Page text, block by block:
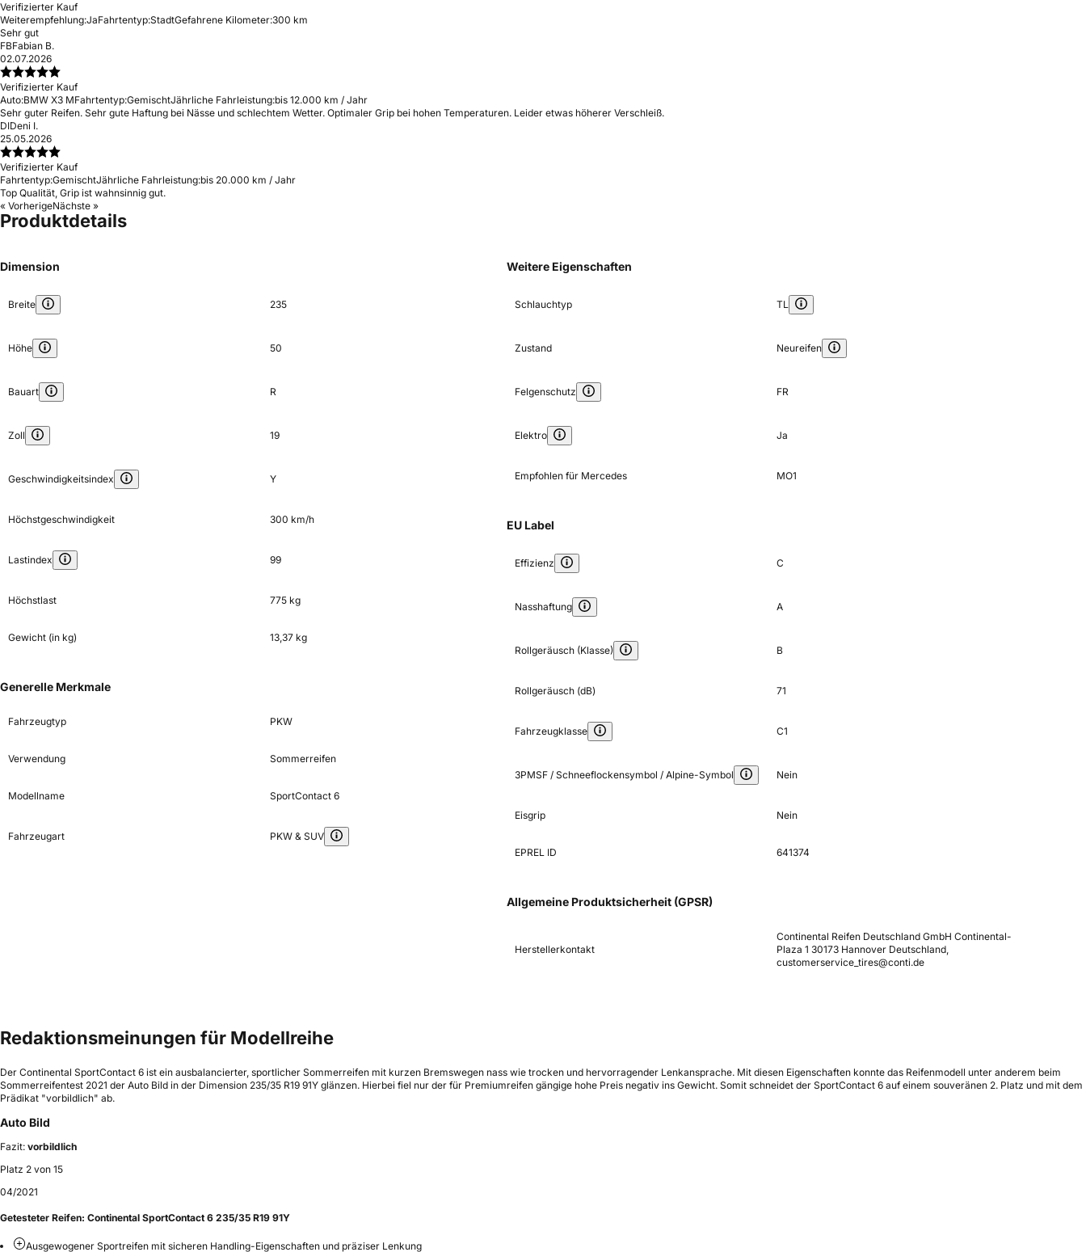
Verifizierter Kauf
Weiterempfehlung:JaFahrtentyp:StadtGefahrene Kilometer:300 km
Sehr gut
FBFabian B.
02.07.2026
Verifizierter Kauf
Auto:BMW X3 MFahrtentyp:GemischtJährliche Fahrleistung:bis 12.000 km / Jahr
Sehr guter Reifen. Sehr gute Haftung bei Nässe und schlechtem Wetter. Optimaler Grip bei hohen Temperaturen. Leider etwas höherer Verschleiß.
DIDeni I.
25.05.2026
Verifizierter Kauf
Fahrtentyp:GemischtJährliche Fahrleistung:bis 20.000 km / Jahr
Top Qualität, Grip ist wahnsinnig gut.
« VorherigeNächste »
Produktdetails
Dimension
Breite 235
Höhe 50
Bauart R
Zoll 19
Geschwindigkeitsindex Y
Höchstgeschwindigkeit 300 km/h
Lastindex 99
Höchstlast 775 kg
Gewicht (in kg) 13,37 kg
Generelle Merkmale
Fahrzeugtyp PKW
Verwendung Sommerreifen
Modellname SportContact 6
Fahrzeugart PKW & SUV
Weitere Eigenschaften
Schlauchtyp TL
Zustand Neureifen
Felgenschutz FR
Elektro Ja
Empfohlen für Mercedes MO1
EU Label
Effizienz C
Nasshaftung A
Rollgeräusch (Klasse) B
Rollgeräusch (dB) 71
Fahrzeugklasse C1
3PMSF / Schneeflockensymbol / Alpine-Symbol Nein
Eisgrip Nein
EPREL ID 641374
Allgemeine Produktsicherheit (GPSR)
Herstellerkontakt
Continental Reifen Deutschland GmbH Continental-
Plaza 1 30173 Hannover Deutschland,
customerservice_tires@conti.de
Redaktionsmeinungen für Modellreihe
Der Continental SportContact 6 ist ein ausbalancierter, sportlicher Sommerreifen mit kurzen Bremswegen nass wie trocken und hervorragender Lenkansprache. Mit diesen Eigenschaften konnte das Reifenmodell unter anderem beim
Sommerreifentest 2021 der Auto Bild in der Dimension 235/35 R19 91Y glänzen. Hierbei fiel nur der für Premiumreifen gängige hohe Preis negativ ins Gewicht. Somit schneidet der SportContact 6 auf einem souveränen 2. Platz und mit dem
Prädikat "vorbildlich" ab.
Auto Bild
Fazit: vorbildlich
Platz 2 von 15
04/2021
Getesteter Reifen: Continental SportContact 6 235/35 R19 91Y
Ausgewogener Sportreifen mit sicheren Handling-Eigenschaften und präziser Lenkung